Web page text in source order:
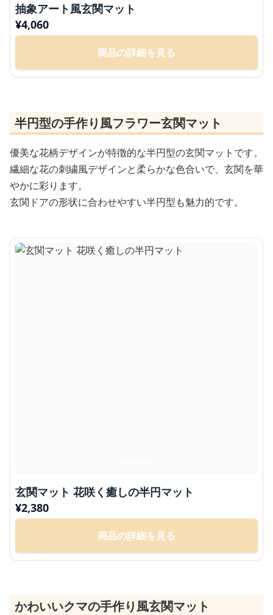
抽象アート風玄関マット
¥4,060
商品の詳細を見る
半円型の手作り風フラワー玄関マット
優美な花柄デザインが特徴的な半円型の玄関マットです。
繊細な花の刺繍風デザインと柔らかな色合いで、玄関を華
やかに彩ります。
玄関ドアの形状に合わせやすい半円型も魅力的です。
玄関マット 花咲く癒しの半円マット
¥2,380
商品の詳細を見る
かわいいクマの手作り風玄関マット